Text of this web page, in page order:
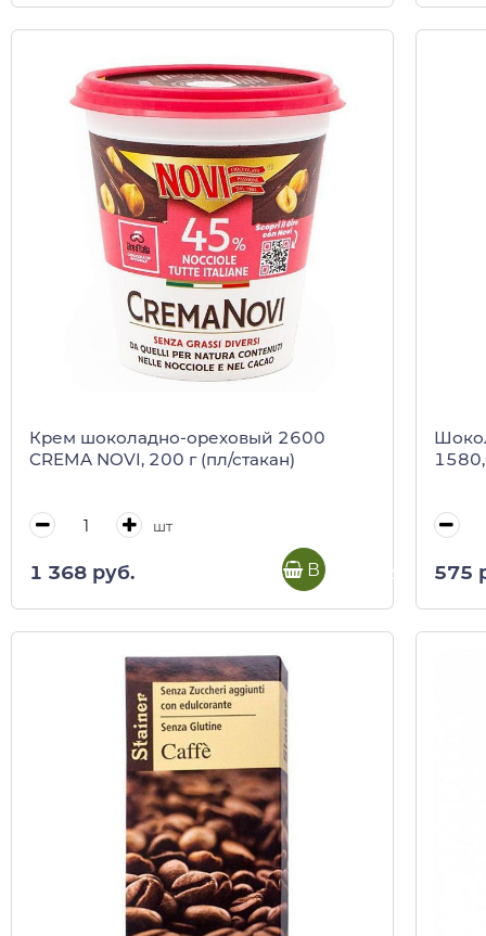
Крем шоколадно-ореховый 2600
CREMA NOVI, 200 г (пл/стакан)
шт
1 368 руб. В корзину
1580,
575